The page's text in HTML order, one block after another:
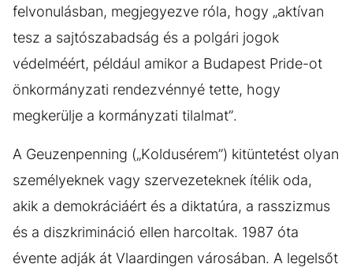
felvonulásban, megjegyezve róla, hogy „aktívan
tesz a sajtószabadság és a polgári jogok
védelméért, például amikor a Budapest Pride-ot
önkormányzati rendezvénnyé tette, hogy
megkerülje a kormányzati tilalmat”.
A Geuzenpenning („Koldusérem”) kitüntetést olyan
személyeknek vagy szervezeteknek ítélik oda,
akik a demokráciáért és a diktatúra, a rasszizmus
és a diszkrimináció ellen harcoltak. 1987 óta
évente adják át Vlaardingen városában. A legelsőt